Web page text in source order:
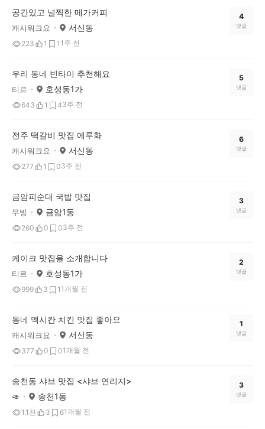
공간있고 널찍한 메가커피
캐시워크요 서신동
223 1 1 1주 전
4
댓글
우리 동네 빈타이 추천해요
티르 호성동1가
643 1 43주 전
5
댓글
전주 떡갈비 맛집 에루화
캐시워크요 서신동
277 1 03주 전
6
댓글
금암피순대 국밥 맛집
무빙 금암1동
260 0 03주 전
3
댓글
케이크 맛집을 소개합니다
티르 호성동1가
999 3 1 1개월 전
2
댓글
동네 멕시칸 치킨 맛집 좋아요
캐시워크요 서신동
377 0 01개월 전
1
댓글
송천동 샤브 맛집 <샤브 연리지>
🥑 송천1동
1.1천 3 61개월 전
3
댓글